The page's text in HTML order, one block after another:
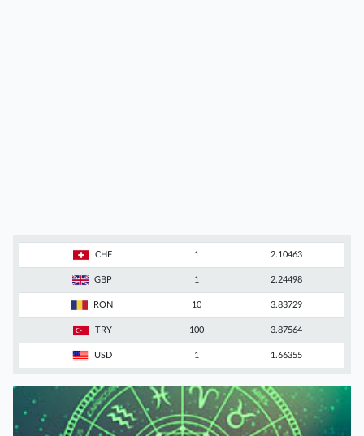
CHF 1 2.10463
GBP 1 2.24498
RON 10 3.83729
TRY 100 3.87564
USD 1 1.66355